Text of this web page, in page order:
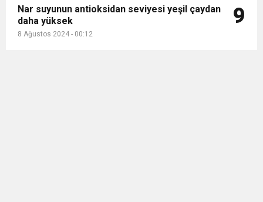
Nar suyunun antioksidan seviyesi yeşil çaydan
daha yüksek
8 Ağustos 2024 - 00:12
9